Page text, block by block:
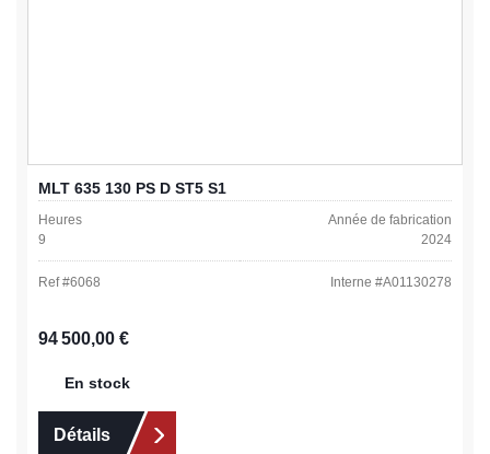
MLT 635 130 PS D ST5 S1
Heures
9
Année de fabrication
2024
Ref #6068 Interne #A01130278
Prix régulier :
94 500,00 €
En stock
Détails